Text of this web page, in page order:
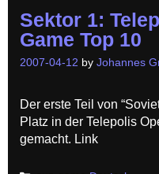
Sektor 1:
Game Top 10
2007-04-12 by Johannes
Der erste Teil von
Platz in der Telepolis
gemacht. Link